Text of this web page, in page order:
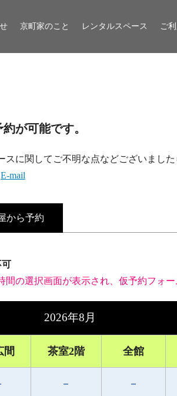
京町家のこと レンタルスペース ご
が可能です。
に関してご不明な点などございました
E-mail
から予約
の選択画面が表示され、仮予約フォー
2026年8月
間 茶室2階 全館
－ －